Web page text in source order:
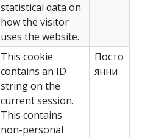
statistical data on
how the visitor
uses the website.
This cookie
contains an ID
string on the
current session.
This contains
non-personal
Посто
янни